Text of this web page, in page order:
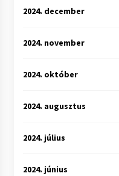
2024. december
2024. november
2024. október
2024. augusztus
2024. július
2024. június